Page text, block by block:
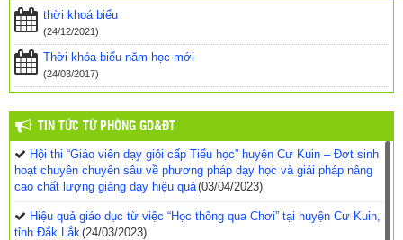
thời khoá biểu
(24/12/2021)
Thời khóa biểu năm học mới
(24/03/2017)
TIN TỨC TỪ PHÒNG GD&ĐT
Hội thi “Giáo viên dạy giỏi cấp Tiểu học” huyện Cư Kuin – Đợt sinh
hoạt chuyên chuyên sâu về phương pháp dạy học và giải pháp nâng
cao chất lượng giảng dạy hiệu quả(03/04/2023)
Hiệu quả giáo dục từ việc “Học thông qua Chơi” tại huyện Cư Kuin,
tỉnh Đắk Lắk (24/03/2023)